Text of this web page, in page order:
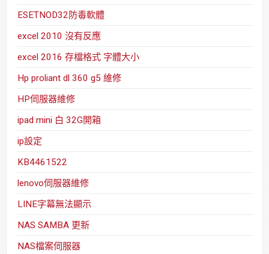
ESETNOD32防毒軟體
excel 2010 沒有反應
excel 2016 存檔格式 字體大小
Hp proliant dl 360 g5 維修
HP伺服器維修
ipad mini 白 32G開箱
ip設定
KB4461522
lenovo伺服器維修
LINE字幕無法顯示
NAS SAMBA 更新
NAS檔案伺服器